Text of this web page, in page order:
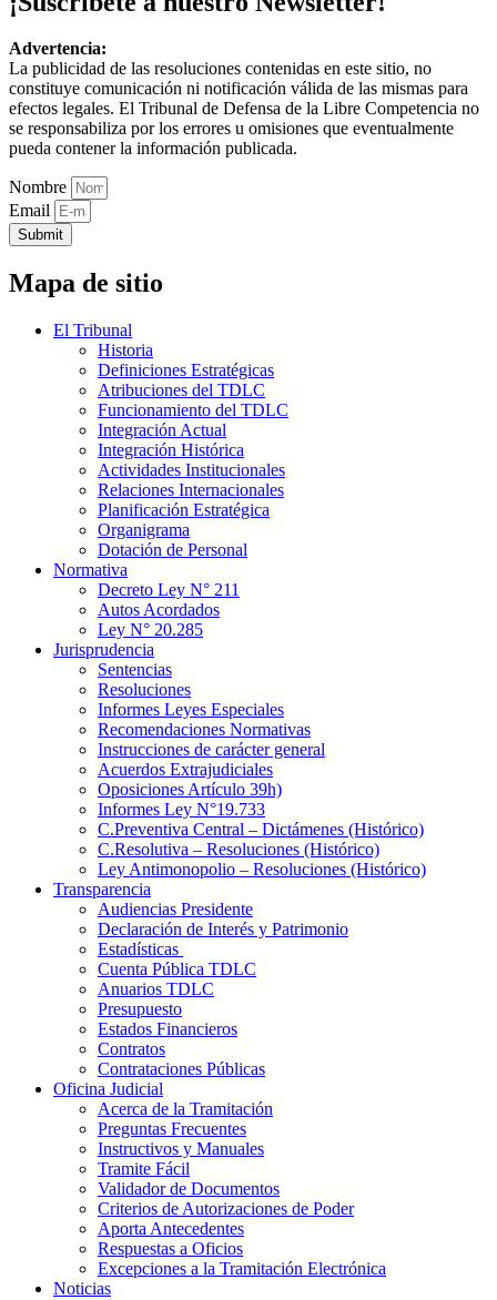
Advertencia:
La publicidad de las resoluciones contenidas en este sitio, no
constituye comunicación ni notificación válida de las mismas para
efectos legales. El Tribunal de Defensa de la Libre Competencia no
se responsabiliza por los errores u omisiones que eventualmente
pueda contener la información publicada.
Nombre
Email
Submit
Mapa de sitio
El Tribunal
Historia
Definiciones Estratégicas
Atribuciones del TDLC
Funcionamiento del TDLC
Integración Actual
Integración Histórica
Actividades Institucionales
Relaciones Internacionales
Planificación Estratégica
Organigrama
Dotación de Personal
Normativa
Decreto Ley N° 211
Autos Acordados
Ley N° 20.285
Jurisprudencia
Sentencias
Resoluciones
Informes Leyes Especiales
Recomendaciones Normativas
Instrucciones de carácter general
Acuerdos Extrajudiciales
Oposiciones Artículo 39h)
Informes Ley N°19.733
C.Preventiva Central – Dictámenes (Histórico)
C.Resolutiva – Resoluciones (Histórico)
Ley Antimonopolio – Resoluciones (Histórico)
Transparencia
Audiencias Presidente
Declaración de Interés y Patrimonio
Estadísticas
Cuenta Pública TDLC
Anuarios TDLC
Presupuesto
Estados Financieros
Contratos
Contrataciones Públicas
Oficina Judicial
Acerca de la Tramitación
Preguntas Frecuentes
Instructivos y Manuales
Tramite Fácil
Validador de Documentos
Criterios de Autorizaciones de Poder
Aporta Antecedentes
Respuestas a Oficios
Excepciones a la Tramitación Electrónica
Noticias